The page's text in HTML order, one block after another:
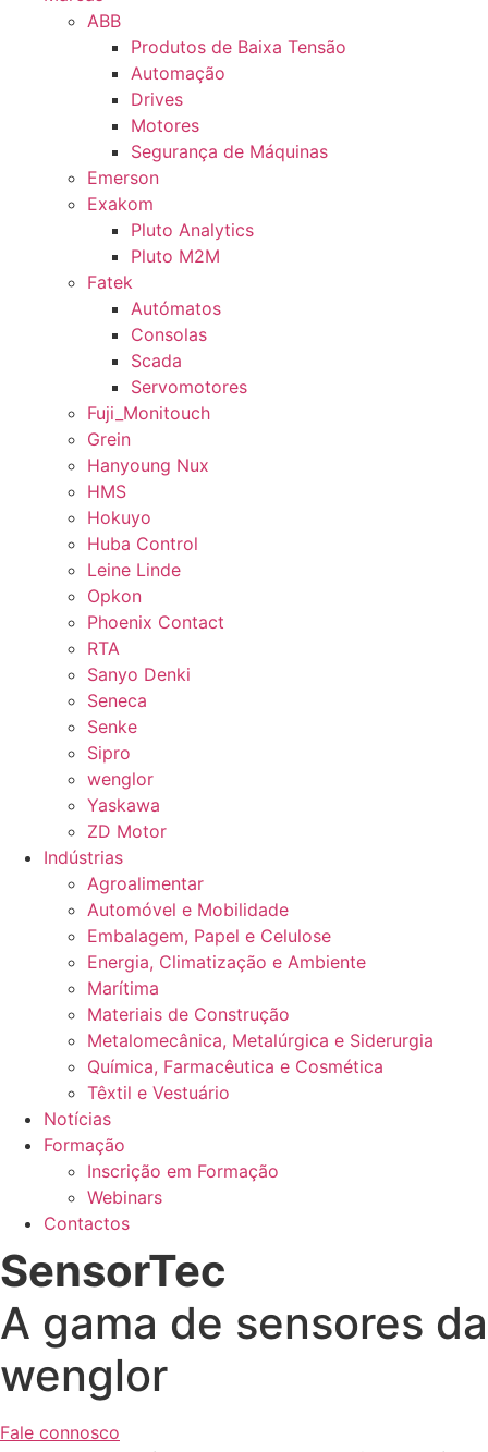
ABB
Produtos de Baixa Tensão
Automação
Drives
Motores
Segurança de Máquinas
Emerson
Exakom
Pluto Analytics
Pluto M2M
Fatek
Autómatos
Consolas
Scada
Servomotores
Fuji_Monitouch
Grein
Hanyoung Nux
HMS
Hokuyo
Huba Control
Leine Linde
Opkon
Phoenix Contact
RTA
Sanyo Denki
Seneca
Senke
Sipro
wenglor
Yaskawa
ZD Motor
Indústrias
Agroalimentar
Automóvel e Mobilidade
Embalagem, Papel e Celulose
Energia, Climatização e Ambiente
Marítima
Materiais de Construção
Metalomecânica, Metalúrgica e Siderurgia
Química, Farmacêutica e Cosmética
Têxtil e Vestuário
Notícias
Formação
Inscrição em Formação
Webinars
Contactos
SensorTec
A gama de sensores da
wenglor
Fale connosco